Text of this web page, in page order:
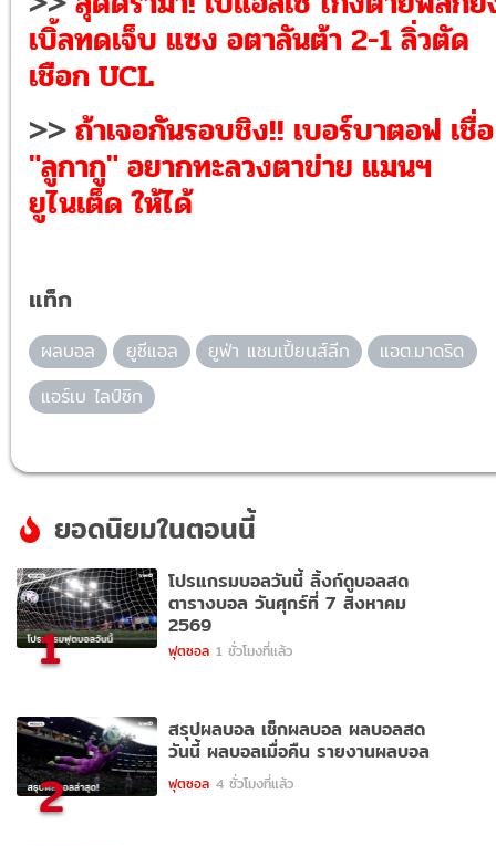
เบิ้ลทดเจ็บ แซง อตาลันต้า 2-1 ลิ่วตัด
เชือก UCL
>>ถ้าเจอกันรอบชิง!! เบอร์บาตอฟ เชื่อ
"ลูกากู" อยากทะลวงตาข่าย แมนฯ
ยูไนเต็ด ให้ได้
แท็ก
ผลบอล ยูซีแอล ยูฟ่า แชมเปี้ยนส์ลีก
แอต.มาดริด
แอร์เบ ไลป์ซิก
ยอดนิยมในตอนนี้
1
โปรแกรมบอลวันนี้ ลิ้งก์ดูบอลสด
ตารางบอล วันศุกร์ที่ 7 สิงหาคม
2569
ฟุตซอล 1 ชั่วโมงที่แล้ว
2
สรุปผลบอล เช็กผลบอล ผลบอลสด
วันนี้ ผลบอลเมื่อคืน รายงานผลบอล
ฟุตซอล 4 ชั่วโมงที่แล้ว